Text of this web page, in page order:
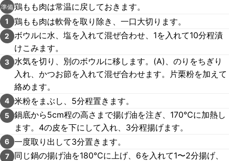
準備鶏もも肉は常温に戻しておきます。
1 鶏もも肉は軟骨を取り除き、一口大切ります。
2
ボウルに水、塩を入れて混ぜ合わせ、1を入れて10分程漬
けこみます。
3 水気を切り、別のボウルに移します。(A)、のりをちぎり
入れ、かつお節を入れて混ぜ合わせます。片栗粉を加えて
絡めます。
4 米粉をまぶし、5分程置きます。
5 鍋底から5cm程の高さまで揚げ油を注ぎ、170℃に加熱し
ます。4の皮を下にして入れ、3分程揚げます。
6 一度取り出して3分置きます。
7
同じ鍋の揚げ油を180℃に上げ、6を入れて1〜2分揚げ、